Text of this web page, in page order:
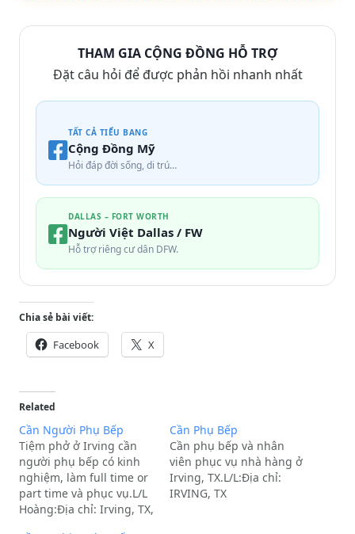
THAM GIA CỘNG ĐỒNG HỖ TRỢ
Đặt câu hỏi để được phản hồi nhanh nhất
TẤT CẢ TIỂU BANG
Cộng Đồng Mỹ
Hỏi đáp đời sống, di trú…
DALLAS – FORT WORTH
Người Việt Dallas / FW
Hỗ trợ riêng cư dân DFW.
Chia sẻ bài viết:
Facebook X
Related
Cần Người Phụ Bếp
Tiệm phở ở Irving cần
người phụ bếp có kinh
nghiệm, làm full time or
part time và phục vụ.L/L
Hoàng:Địa chỉ: Irving, TX,
Cần Phụ Bếp
Cần phụ bếp và nhân
viên phục vụ nhà hàng ở
Irving, TX.L/L:Địa chỉ:
IRVING, TX